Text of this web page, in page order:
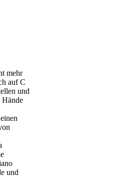
mehr
auf C
und
Hände
und